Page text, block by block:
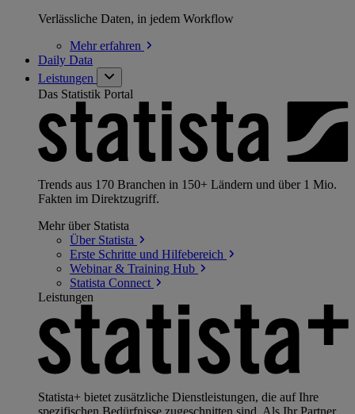
Verlässliche Daten, in jedem Workflow
Mehrerfahren
Daily Data
Leistungen
Das Statistik Portal
Trends aus 170 Branchen in 150+ Ländern und über 1 Mio.
Fakten im Direktzugriff.
Mehr über Statista
Über Statista
Erste Schritte und Hilfebereich
Webinar & Training Hub
Statista Connect
Leistungen
Statista+ bietet zusätzliche Dienstleistungen, die auf Ihre
spezifischen Bedürfnisse zugeschnitten sind. Als Ihr Partner